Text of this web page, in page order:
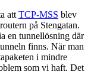
att TCP-MSS blev
på Stengatan.
en tunnellösning där
finns. När man
i mindre
som vi haft. Det